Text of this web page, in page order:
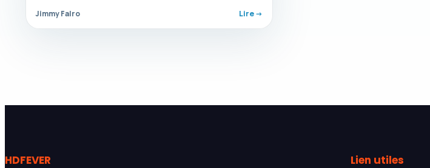
Jimmy Falro Lire ->
HDFEVER Lien utiles